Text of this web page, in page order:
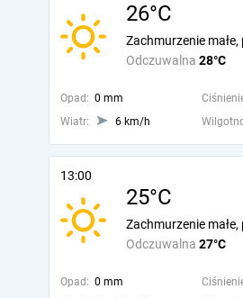
26°C
Odczuwalna 28°C
Zachmurzenie
Opad: 0 mm
Wiatr:
6 km/h
13:00
25°C
Odczuwalna 27°C
Zachmurzenie
Opad: 0 mm